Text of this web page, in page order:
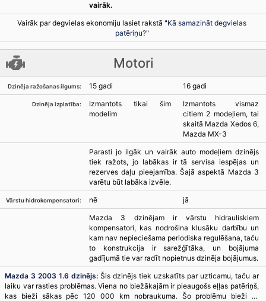
vairāk.
Vairāk par degvielas ekonomiju lasiet rakstā "Kā samazināt degvielas
patēriņu?"
Motori
Dzinēja ražošanas ilgums: 15 gadi 16 gadi
Dzinēja izplatība:
Izmantots tikai šim
modelim
Izmantots vismaz
citiem 2 modeļiem, tai
skaitā Mazda Xedos 6,
Mazda MX-3
Parasti jo ilgāk un vairāk auto modeļiem dzinējs
tiek ražots, jo labākas ir tā servisa iespējas un
rezerves daļu pieejamība. Šajā aspektā Mazda 3
varētu būt labāka izvēle.
Vārstu hidrokompensatori: nē
jā
Mazda 3 dzinējam ir vārstu hidrauliskiem
kompensatori, kas nodrošina klusāku darbību un
kam nav nepieciešama periodiska regulēšana, taču
to konstrukcija ir sarežģītāka, un bojājuma
gadījumā tie var radīt nopietnus dzinēja bojājumus.
Mazda 3 2003 1.6 dzinējs: Šis dzinējs tiek uzskatīts par uzticamu, taču ar
laiku var rasties problēmas. Viena no biežākajām ir pieaugošs eļļas patēriņš,
kas bieži sākas pēc 120 000 km nobraukuma. Šo problēmu bieži ...